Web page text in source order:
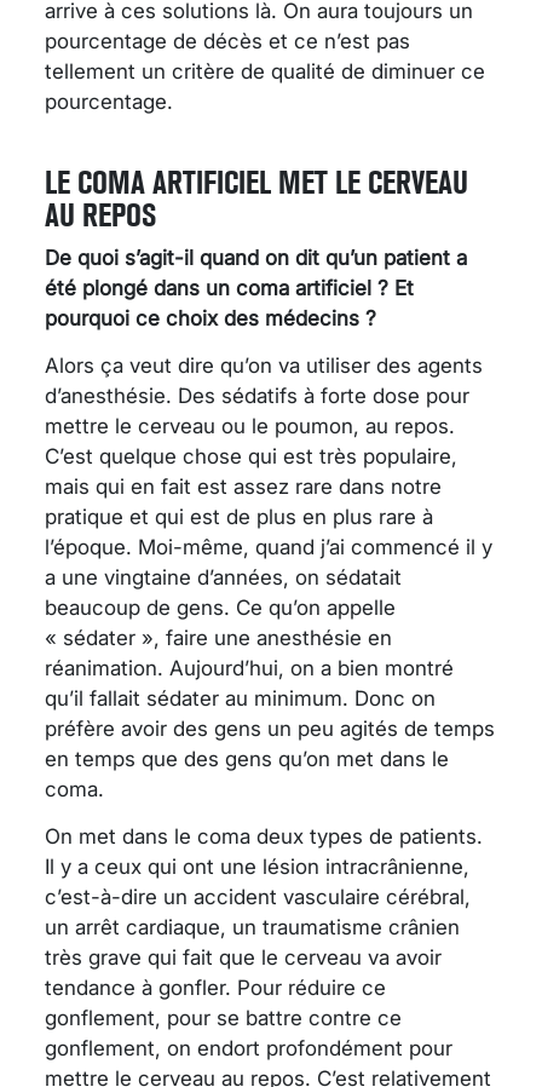
arrive à ces solutions là. On aura toujours un
pourcentage de décès et ce n’est pas
tellement un critère de qualité de diminuer ce
pourcentage.
LE COMA ARTIFICIEL MET LE CERVEAU
AU REPOS
De quoi s’agit-il quand on dit qu’un patient a
été plongé dans un coma artificiel ? Et
pourquoi ce choix des médecins ?
Alors ça veut dire qu’on va utiliser des agents
d’anesthésie. Des sédatifs à forte dose pour
mettre le cerveau ou le poumon, au repos.
C’est quelque chose qui est très populaire,
mais qui en fait est assez rare dans notre
pratique et qui est de plus en plus rare à
l’époque. Moi-même, quand j’ai commencé il y
a une vingtaine d’années, on sédatait
beaucoup de gens. Ce qu’on appelle
« sédater », faire une anesthésie en
réanimation. Aujourd’hui, on a bien montré
qu’il fallait sédater au minimum. Donc on
préfère avoir des gens un peu agités de temps
en temps que des gens qu’on met dans le
coma.
On met dans le coma deux types de patients.
Il y a ceux qui ont une lésion intracrânienne,
c’est-à-dire un accident vasculaire cérébral,
un arrêt cardiaque, un traumatisme crânien
très grave qui fait que le cerveau va avoir
tendance à gonfler. Pour réduire ce
gonflement, pour se battre contre ce
gonflement, on endort profondément pour
mettre le cerveau au repos. C’est relativement